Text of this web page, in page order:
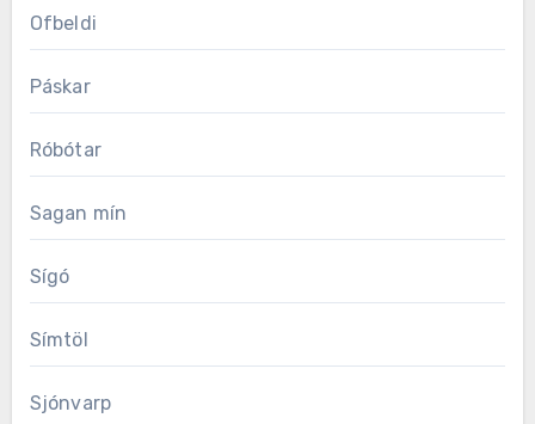
Ofbeldi
Páskar
Róbótar
Sagan mín
Sígó
Símtöl
Sjónvarp